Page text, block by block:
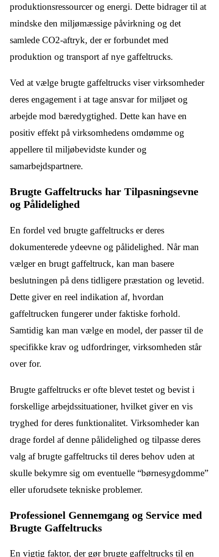
produktionsressourcer og energi. Dette bidrager til at
mindske den miljømæssige påvirkning og det
samlede CO2-aftryk, der er forbundet med
produktion og transport af nye gaffeltrucks.
Ved at vælge brugte gaffeltrucks viser virksomheder
deres engagement i at tage ansvar for miljøet og
arbejde mod bæredygtighed. Dette kan have en
positiv effekt på virksomhedens omdømme og
appellere til miljøbevidste kunder og
samarbejdspartnere.
Brugte Gaffeltrucks har Tilpasningsevne
og Pålidelighed
En fordel ved brugte gaffeltrucks er deres
dokumenterede ydeevne og pålidelighed. Når man
vælger en brugt gaffeltruck, kan man basere
beslutningen på dens tidligere præstation og levetid.
Dette giver en reel indikation af, hvordan
gaffeltrucken fungerer under faktiske forhold.
Samtidig kan man vælge en model, der passer til de
specifikke krav og udfordringer, virksomheden står
over for.
Brugte gaffeltrucks er ofte blevet testet og bevist i
forskellige arbejdssituationer, hvilket giver en vis
tryghed for deres funktionalitet. Virksomheder kan
drage fordel af denne pålidelighed og tilpasse deres
valg af brugte gaffeltrucks til deres behov uden at
skulle bekymre sig om eventuelle “børnesygdomme”
eller uforudsete tekniske problemer.
Professionel Gennemgang og Service med
Brugte Gaffeltrucks
En vigtig faktor, der gør brugte gaffeltrucks til en